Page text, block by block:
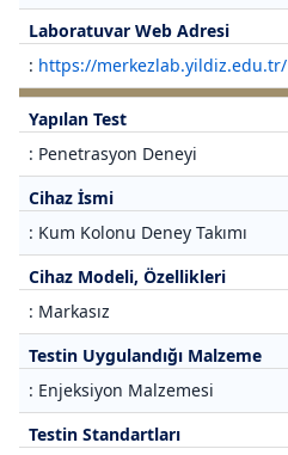
Laboratuvar Web Adresi
: https://merkezlab.yildiz.edu.tr/
Yapılan Test
: Penetrasyon Deneyi
Cihaz İsmi
: Kum Kolonu Deney Takımı
Cihaz Modeli, Özellikleri
: Markasız
Testin Uygulandığı Malzeme
: Enjeksiyon Malzemesi
Testin Standartları